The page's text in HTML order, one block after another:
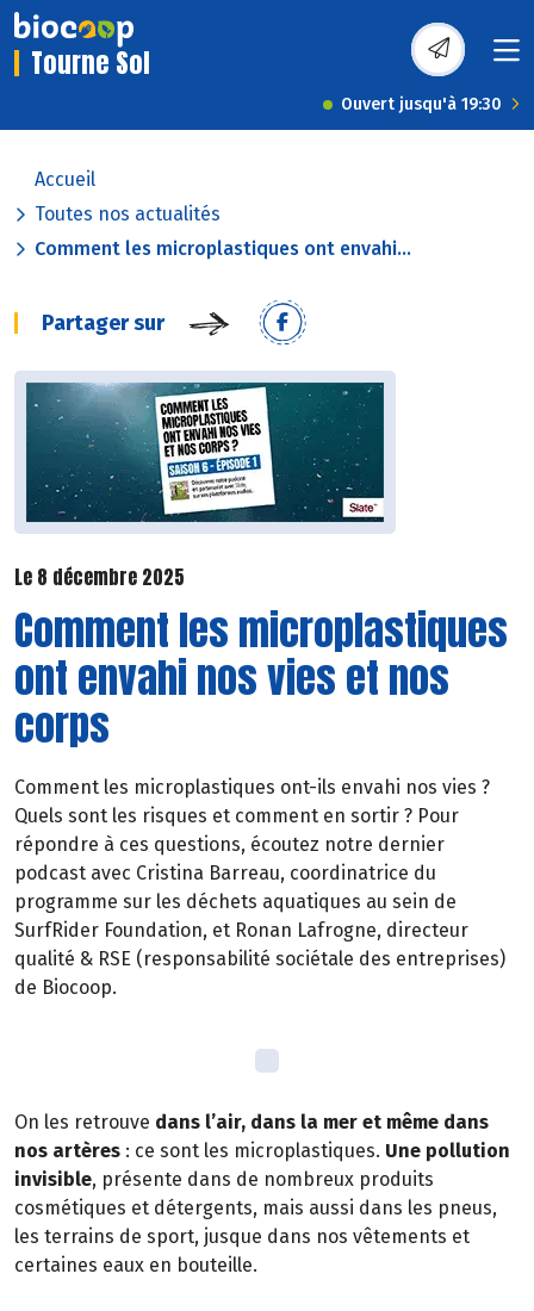
Tourne Sol
Ouvert jusqu'à 19:30
Accueil
Toutes nos actualités
Comment les microplastiques ont envahi...
Partager sur
Le 8 décembre 2025
Comment les microplastiques
ont envahi nos vies et nos
corps
Comment les microplastiques ont-ils envahi nos vies ?
Quels sont les risques et comment en sortir ? Pour
répondre à ces questions, écoutez notre dernier
podcast avec Cristina Barreau, coordinatrice du
programme sur les déchets aquatiques au sein de
SurfRider Foundation, et Ronan Lafrogne, directeur
qualité & RSE (responsabilité sociétale des entreprises)
de Biocoop.
On les retrouve dans l’air, dans la mer et même dans
nos artères : ce sont les microplastiques. Une pollution
invisible, présente dans de nombreux produits
cosmétiques et détergents, mais aussi dans les pneus,
les terrains de sport, jusque dans nos vêtements et
certaines eaux en bouteille.